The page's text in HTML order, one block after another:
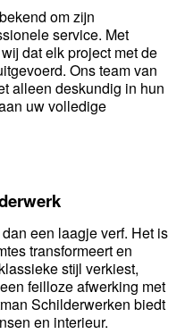
om zijn
service. Met
dat elk project met de
Ons team van
alleen deskundig in hun
uw volledige
een laagje verf. Het is
transformeert en
stijl verkiest,
feilloze afwerking met
Schilderwerken biedt
en interieur.